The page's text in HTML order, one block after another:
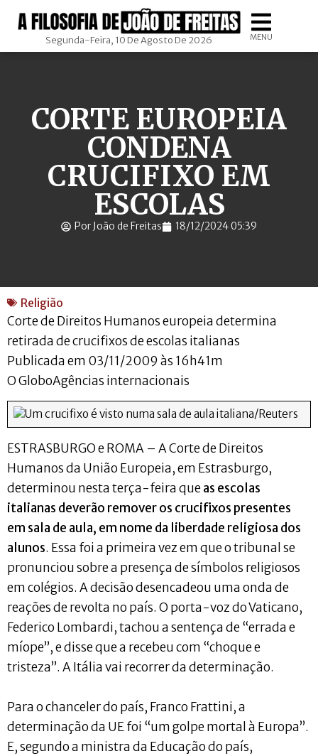
Segunda-Feira, 10 De Agosto De 2026 MENU
CORTE EUROPEIA
CONDENA
CRUCIFIXO EM
ESCOLAS
Por João de Freitas 18/12/2024 05:39
Religião
Corte de Direitos Humanos europeia determina
retirada de crucifixos de escolas italianas
Publicada em 03/11/2009 às 16h41m
O GloboAgências internacionais
Um crucifixo é visto numa sala de aula italiana/Reuters
ESTRASBURGO e ROMA – A Corte de Direitos
Humanos da União Europeia, em Estrasburgo,
determinou nesta terça-feira queas escolas
italianas deverão remover os crucifixos presentes
em sala de aula, em nome da liberdade religiosa dos
alunos. Essa foi a primeira vez em que o tribunal se
pronunciou sobre a presença de símbolos religiosos
em colégios. A decisão desencadeou uma onda de
reações de revolta no país. O porta-voz do Vaticano,
Federico Lombardi, tachou a sentença de “errada e
míope”, e disse que a recebeu com “choque e
tristeza”. A Itália vai recorrer da determinação.
Para o chanceler do país, Franco Frattini, a
determinação da UE foi “um golpe mortal à Europa”.
E, segundo a ministra da Educação do país,